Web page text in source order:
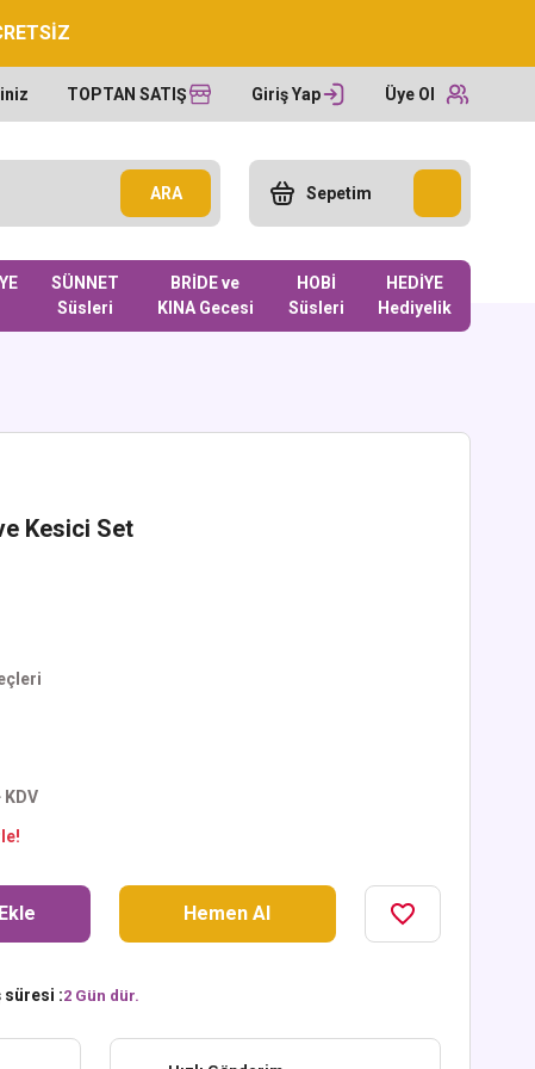
TOPTAN SATIŞ Giriş Yap Üye Ol
ARA Sepetim
SÜNNET
Süsleri
BRİDE ve
KINA Gecesi
HOBİ
Süsleri
HEDİYE
Hediyelik
Kesici Set
KDV
Hemen Al
süresi :2 Gün dür.